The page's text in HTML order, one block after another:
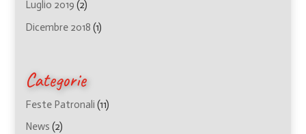
Luglio 2019 (2)
Dicembre 2018 (1)
Categorie
Feste Patronali (11)
News (2)